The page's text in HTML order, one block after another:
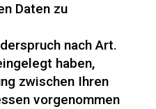
Daten zu
nach Art.
haben,
zwischen Ihren
vorgenommen